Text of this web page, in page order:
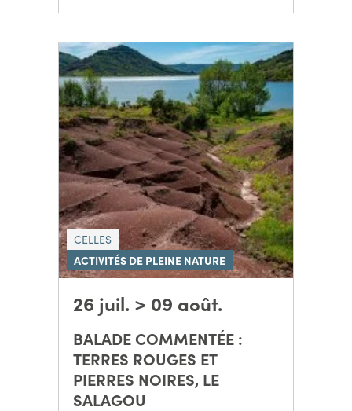
CELLES
ACTIVITÉS DE PLEINE NATURE
26 juil. > 09 août.
BALADE COMMENTÉE :
TERRES ROUGES ET
PIERRES NOIRES, LE
SALAGOU